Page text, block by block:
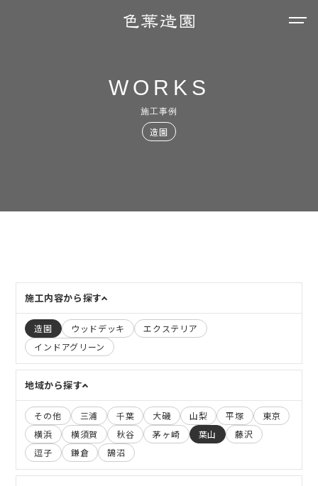
WORKS
施工事例
造園
施工内容から探す
造園 ウッドデッキ
エクステリア
インドアグリーン
地域から探す
その他 三浦 千葉 大磯 山梨 平塚
東京
横浜
横須賀 秋谷 茅ヶ崎 葉山
藤沢
逗子
鎌倉 鵠沼